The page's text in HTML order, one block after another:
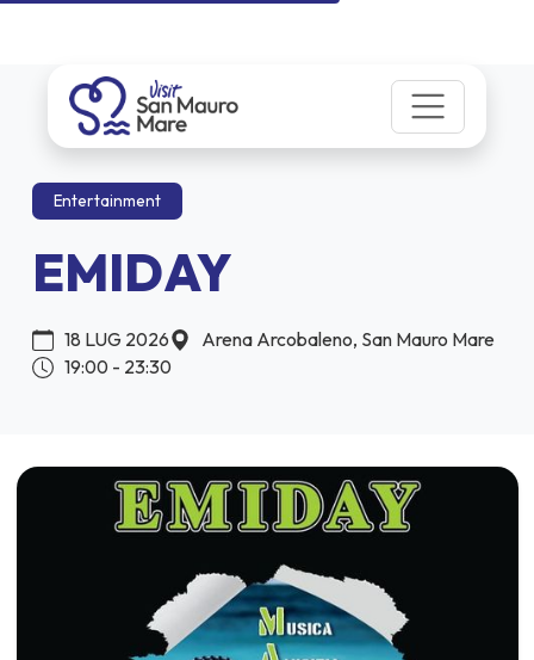
Entertainment
EMIDAY
18 LUG 2026
Arena Arcobaleno, San Mauro Mare
19:00 - 23:30